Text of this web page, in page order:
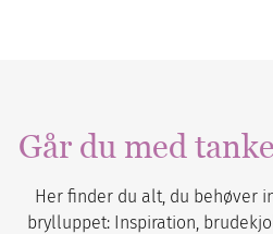
Går du med
Her finder du alt, du behøver
brylluppet: Inspiration,